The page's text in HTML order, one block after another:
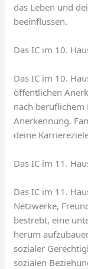
das Leben und
beeinflussen.
Das IC im 10.
Das IC im 10.
öffentlichen
nach beruflichem
Anerkennung.
deine
Das IC im 11.
Das IC im 11.
Netzwerke,
bestrebt, eine
herum
sozialer
sozialen